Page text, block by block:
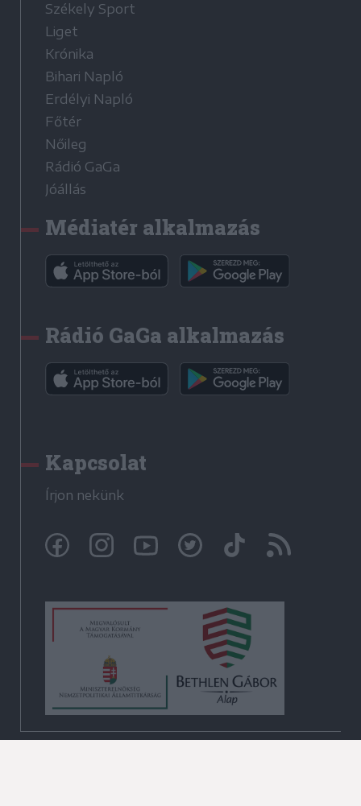
Székely Sport
Liget
Krónika
Bihari Napló
Erdélyi Napló
Főtér
Nőileg
Rádió GaGa
Jóállás
Médiatér alkalmazás
Rádió GaGa alkalmazás
Kapcsolat
Írjon nekünk